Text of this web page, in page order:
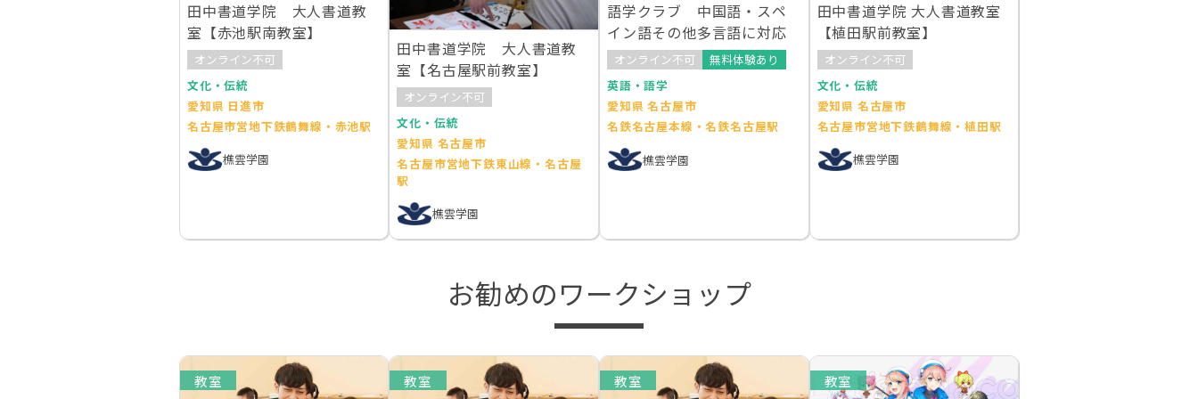
田中書道学院 大人書道教
室【赤池駅南教室】
オンライン不可
文化・伝統
愛知県 日進市
名古屋市営地下鉄鶴舞線・赤池駅
樵雲学園
田中書道学院 大人書道教
室【名古屋駅前教室】
オンライン不可
文化・伝統
愛知県 名古屋市
名古屋市営地下鉄東山線・名古屋
駅
樵雲学園
語学クラブ 中国語・スペ
イン語その他多言語に対応
オンライン不可
無料体験あり
英語・語学
愛知県 名古屋市
名鉄名古屋本線・名鉄名古屋駅
樵雲学園
田中書道学院 大人書道教室
【植田駅前教室】
オンライン不可
文化・伝統
愛知県 名古屋市
名古屋市営地下鉄鶴舞線・植田駅
樵雲学園
お勧めのワークショップ
教室 教室 教室 教室